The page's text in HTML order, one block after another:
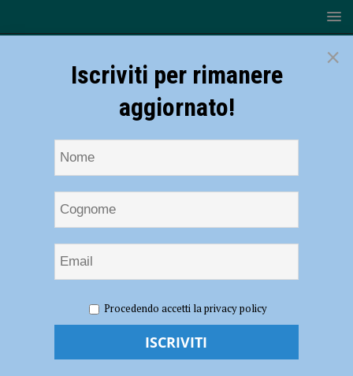
Besu Street Fest il 14 e 15 giugno 2026 al quartiere Besurica
Torna la Besu Street Fest il 14 e 15
×
Iscriviti per rimanere
aggiornato!
Procedendo accetti la privacy policy